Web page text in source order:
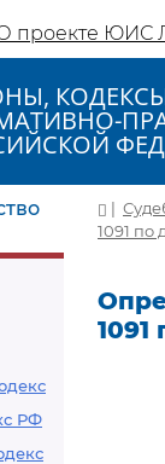
проекте ЮИС
РФ
|
1091 по